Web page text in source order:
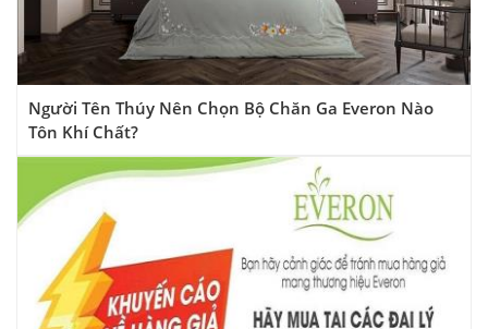
Người Tên Thúy Nên Chọn Bộ Chăn Ga Everon Nào
Tôn Khí Chất?